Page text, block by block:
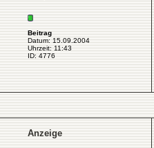
Beitrag
Datum: 15.09.2004
Uhrzeit: 11:43
ID: 4776
Anzeige